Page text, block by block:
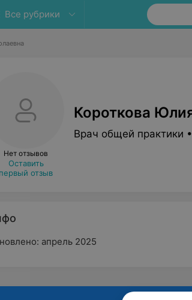
Все рубрики
Нет отзывов
Оставить
первый отзыв
Короткова
Врач общей практики
апрель 2025